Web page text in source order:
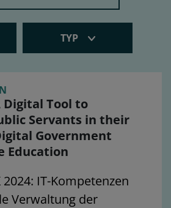
TYP
Digital Tool to
Servants in their
Government
Education
2024: IT-Kompetenzen
Verwaltung der